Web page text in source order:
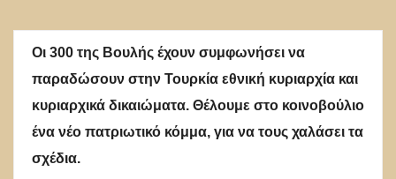
Οι 300 της Βουλής έχουν συμφωνήσει να
παραδώσουν στην Τουρκία εθνική κυριαρχία και
κυριαρχικά δικαιώματα. Θέλουμε στο κοινοβούλιο
ένα νέο πατριωτικό κόμμα, για να τους χαλάσει τα
σχέδια.